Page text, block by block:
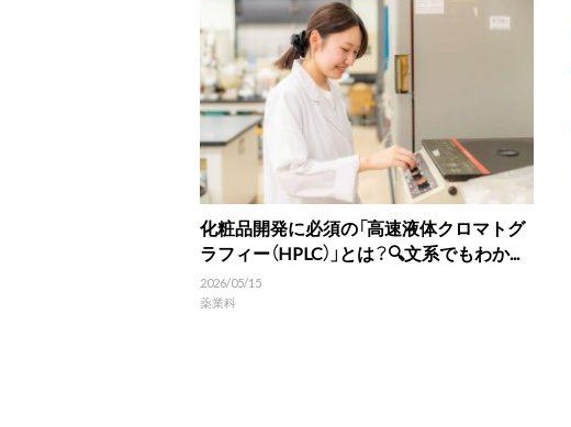
化粧品開発に必須の「高速液体クロマトグ
ラフィー（HPLC）」とは？🔍文系でもわか...
2026/05/15
薬業科